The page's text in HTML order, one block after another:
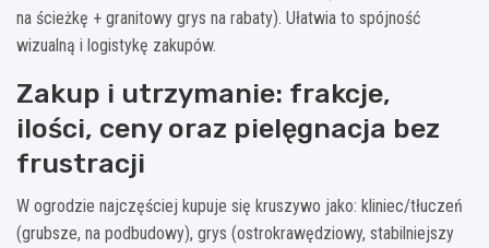
na ścieżkę + granitowy grys na rabaty). Ułatwia to spójność
wizualną i logistykę zakupów.
Zakup i utrzymanie: frakcje,
ilości, ceny oraz pielęgnacja bez
frustracji
W ogrodzie najczęściej kupuje się kruszywo jako: kliniec/tłuczeń
(grubsze, na podbudowy), grys (ostrokrawędziowy, stabilniejszy